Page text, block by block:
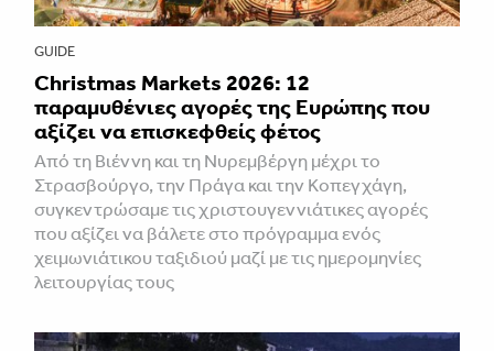
GUIDE
Christmas Markets 2026: 12
παραμυθένιες αγορές της Ευρώπης που
αξίζει να επισκεφθείς φέτος
Από τη Βιέννη και τη Νυρεμβέργη μέχρι το
Στρασβούργο, την Πράγα και την Κοπεγχάγη,
συγκεντρώσαμε τις χριστουγεννιάτικες αγορές
που αξίζει να βάλετε στο πρόγραμμα ενός
χειμωνιάτικου ταξιδιού μαζί με τις ημερομηνίες
λειτουργίας τους